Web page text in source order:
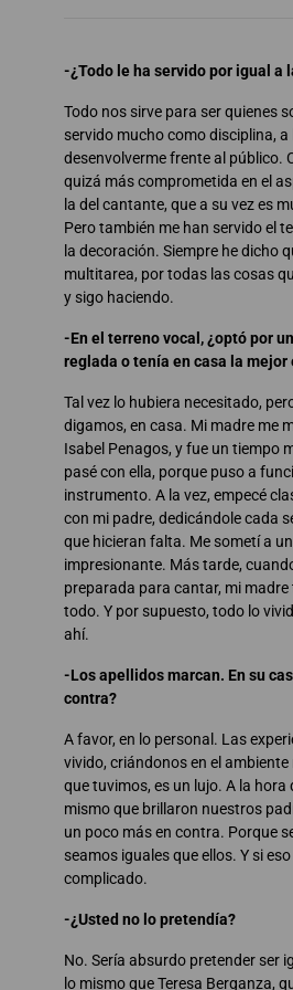
-¿Todo le ha servido por igual a
Todo nos sirve para ser quienes
servido mucho como disciplina, a
desenvolverme frente al público.
quizá más comprometida en el
la del cantante, que a su vez es
Pero también me han servido el
la decoración. Siempre he dicho
multitarea, por todas las cosas
y sigo haciendo.
-En el terreno vocal, ¿optó por
reglada o tenía en casa la mejor
Tal vez lo hubiera necesitado,
digamos, en casa. Mi madre me
Isabel Penagos, y fue un tiempo
pasé con ella, porque puso a
instrumento. A la vez, empecé
con mi padre, dedicándole cada
que hicieran falta. Me sometí a
impresionante. Más tarde,
preparada para cantar, mi
todo. Y por supuesto, todo lo
ahí.
-Los apellidos marcan. En su
contra?
A favor, en lo personal. Las
vivido, criándonos en el ambiente
que tuvimos, es un lujo. A la hora
mismo que brillaron nuestros
un poco más en contra. Porque
seamos iguales que ellos. Y si
complicado.
-¿Usted no lo pretendía?
No. Sería absurdo pretender ser
lo mismo que Teresa Berganza,